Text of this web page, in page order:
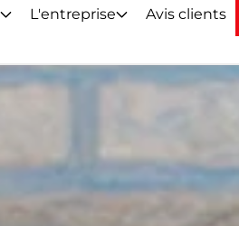
L'entreprise Avis clients